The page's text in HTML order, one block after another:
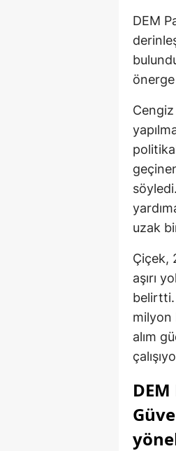
DEM
uzak
Çiçek,
aşırı
belirtti.
milyon
alım